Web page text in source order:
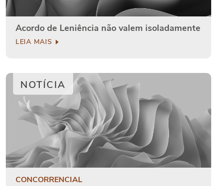
Acordo de Leniência não valem isoladamente
LEIA MAIS
NOTÍCIA
CONCORRENCIAL